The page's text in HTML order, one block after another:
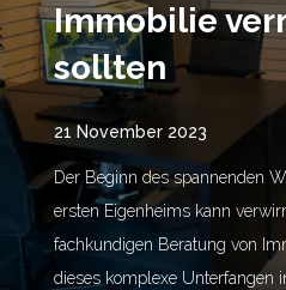
Immobilie
sollten
21 November 2023
Der Beginn des spannenden
ersten Eigenheims kann
fachkundigen Beratung von
dieses komplexe Unterfangen